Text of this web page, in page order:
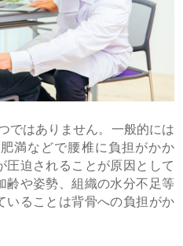
ではありません。一般的には
満などで腰椎に負担がかか
圧迫されることが原因として
齢や姿勢、組織の水分不足等
いることは背骨への負担がか